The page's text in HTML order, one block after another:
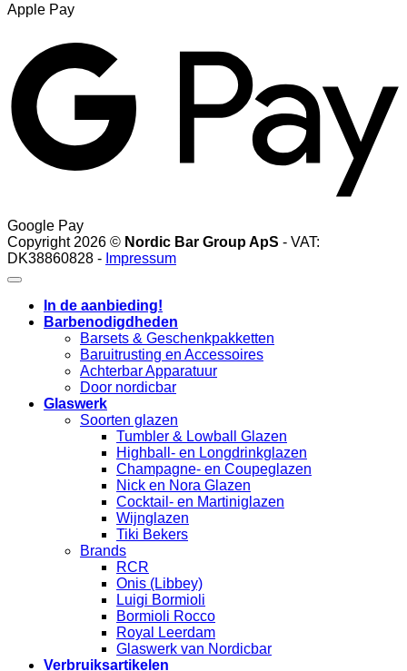
Apple Pay
Google Pay
Copyright 2026 © Nordic Bar Group ApS - VAT:
DK38860828 - Impressum
In de aanbieding!
Barbenodigdheden
Barsets & Geschenkpakketten
Baruitrusting en Accessoires
Achterbar Apparatuur
Door nordicbar
Glaswerk
Soorten glazen
Tumbler & Lowball Glazen
Highball- en Longdrinkglazen
Champagne- en Coupeglazen
Nick en Nora Glazen
Cocktail- en Martiniglazen
Wijnglazen
Tiki Bekers
Brands
RCR
Onis (Libbey)
Luigi Bormioli
Bormioli Rocco
Royal Leerdam
Glaswerk van Nordicbar
Verbruiksartikelen